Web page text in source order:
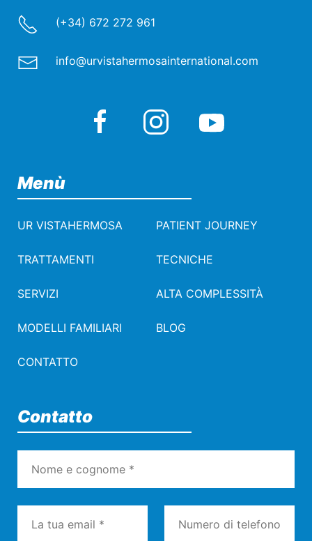
(+34) 672 272 961
info@urvistahermosainternational.com
Menù
UR VISTAHERMOSA PATIENT JOURNEY
TRATTAMENTI TECNICHE
SERVIZI ALTA COMPLESSITÀ
MODELLI FAMILIARI BLOG
CONTATTO
Contatto